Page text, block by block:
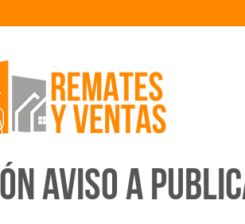
AVISO A